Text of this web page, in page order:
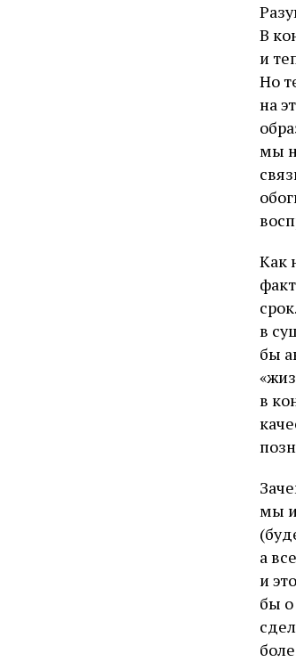
В
и
Но
на
мы
Как
в
бы
в
мы и
а
и
бы о